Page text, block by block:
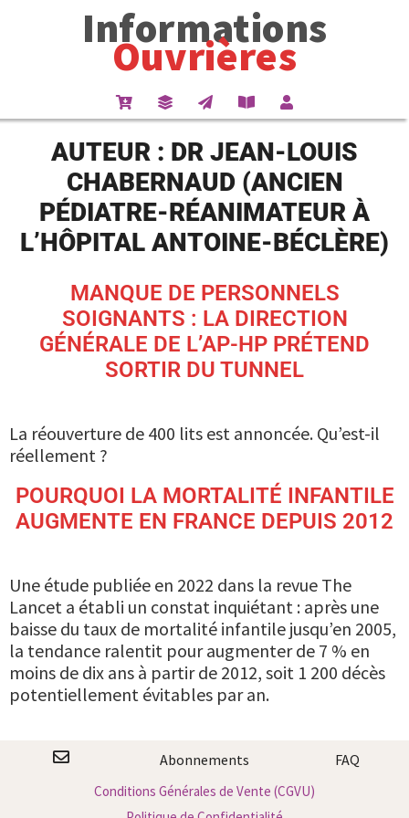
Informations
Ouvrières
AUTEUR : DR JEAN-LOUIS
CHABERNAUD (ANCIEN
PÉDIATRE-RÉANIMATEUR À
L’HÔPITAL ANTOINE-BÉCLÈRE)
MANQUE DE PERSONNELS
SOIGNANTS : LA DIRECTION
GÉNÉRALE DE L’AP-HP PRÉTEND
SORTIR DU TUNNEL
La réouverture de 400 lits est annoncée. Qu’est-il
réellement ?
POURQUOI LA MORTALITÉ INFANTILE
AUGMENTE EN FRANCE DEPUIS 2012
Une étude publiée en 2022 dans la revue The
Lancet a établi un constat inquiétant : après une
baisse du taux de mortalité infantile jusqu’en 2005,
la tendance ralentit pour augmenter de 7 % en
moins de dix ans à partir de 2012, soit 1 200 décès
potentiellement évitables par an.
Abonnements FAQ
Conditions Générales de Vente (CGVU)